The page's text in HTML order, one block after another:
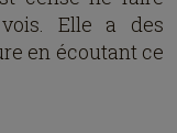
Elle a des
en écoutant ce